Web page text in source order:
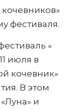
фестиваля.
«
июля в
кочевник»
В этом
и